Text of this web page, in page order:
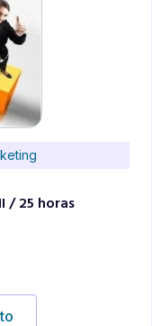
/ 25 horas